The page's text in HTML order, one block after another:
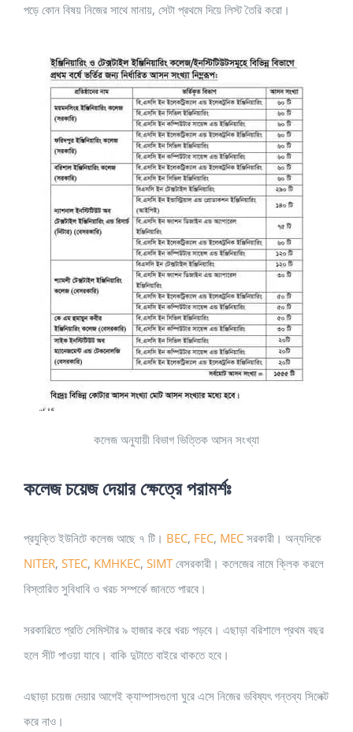
পড়ে কোন বিষয় নিজের সাথে মানায়, সেটা প্রথমে দিয়ে লিস্ট তৈরি করো।
কলেজ অনুযায়ী বিভাগ ভিত্তিক আসন সংখ্যা
কলেজ চয়েজ দেয়ার ক্ষেত্রে পরামর্শঃ
প্রযুক্তি ইউনিটে কলেজ আছে ৭ টি। BEC, FEC, MEC সরকারী। অন্যদিকে
NITER, STEC, KMHKEC, SIMT বেসরকারী। কলেজের নামে ক্লিক করলে
বিস্তারিত সুবিধাবি ও খরচ সম্পর্কে জানতে পারবে।
সরকারিতে প্রতি সেমিস্টার ৯ হাজার করে খরচ পড়বে। এছাড়া বরিশালে প্রথম বছর
হলে সীট পাওয়া যাবে। বাকি দুটাতে বাইরে থাকতে হবে।
এছাড়া চয়েজ দেয়ার আগেই ক্যাম্পাসগুলো ঘুরে এসে নিজের ভবিষ্যৎ গন্তব্য সিলেক্ট
করে নাও।